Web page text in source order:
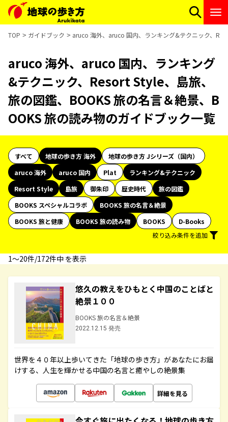
TOP ガイドブック aruco 海外、aruco 国内、ランキング&テクニック、
aruco 海外、aruco 国内、ランキング
&テクニック、Resort Style、島旅、
旅の図鑑、BOOKS 旅の名言＆絶景、B
OOKS 旅の読み物のガイドブック一覧
すべて 地球の歩き方 海外
地球の歩き方 Jシリーズ（国内）
aruco 海外
aruco 国内 Plat
ランキング&テクニック
Resort Style
島旅 御朱印 歴史時代
旅の図鑑
BOOKS スペシャルコラボ
BOOKS 旅の名言＆絶景
BOOKS 旅と健康
BOOKS 旅の読み物 BOOKS
D-Books
絞り込み条件を追加
1〜20件/172件中 を表示
悠久の教えをひもとく中国のことばと
絶景１００
BOOKS 旅の名言＆絶景
2022.12.15 発売
世界を４０年以上歩いてきた「地球の歩き方」があなたにお届
けする、人生を輝かせる中国の名言と癒やしの絶景集
詳細を見る